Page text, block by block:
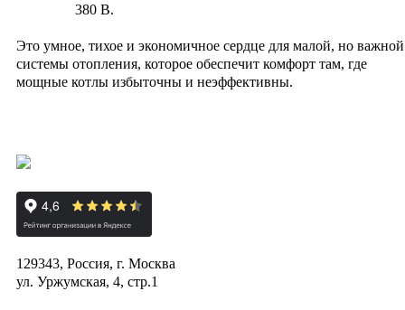
380 В.
Это умное, тихое и экономичное сердце для малой, но важной
системы отопления, которое обеспечит комфорт там, где
мощные котлы избыточны и неэффективны.
129343, Россия, г. Москва
ул. Уржумская, 4, стр.1